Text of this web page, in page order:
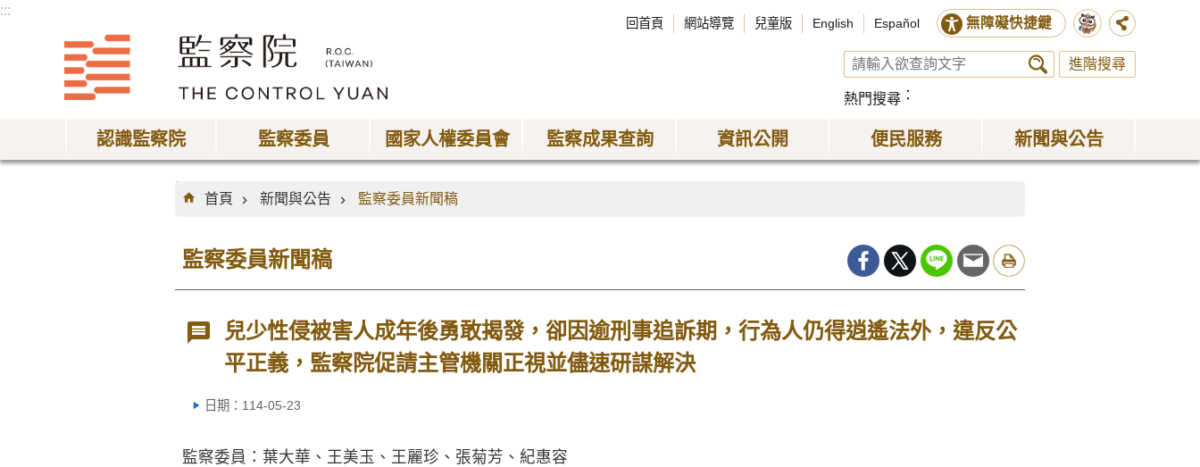
:::
回首頁 網站導覽 兒童版 English Español 無障礙快捷鍵
進階搜尋
熱門搜尋
認識監察院 監察委員 國家人權委員會 監察成果查詢 資訊公開 便民服務 新聞與公告
:::
首頁
新聞與公告 監察委員新聞稿
監察委員新聞稿
兒少性侵被害人成年後勇敢揭發，卻因逾刑事追訴期，行為人仍得逍遙法外，違反公
平正義，監察院促請主管機關正視並儘速研謀解決
日期：114-05-23
監察委員：葉大華、王美玉、王麗珍、張菊芳、紀惠容